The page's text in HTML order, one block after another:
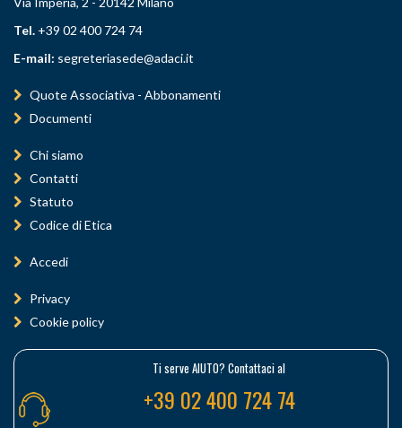
Tel. +39 02 400 724 74
E-mail: segreteriasede@adaci.it
Quote Associativa - Abbonamenti
Documenti
Chi siamo
Contatti
Statuto
Codice di Etica
Accedi
Privacy
Cookie policy
Ti serve AIUTO? Contattaci al
+39 02 400 724 74